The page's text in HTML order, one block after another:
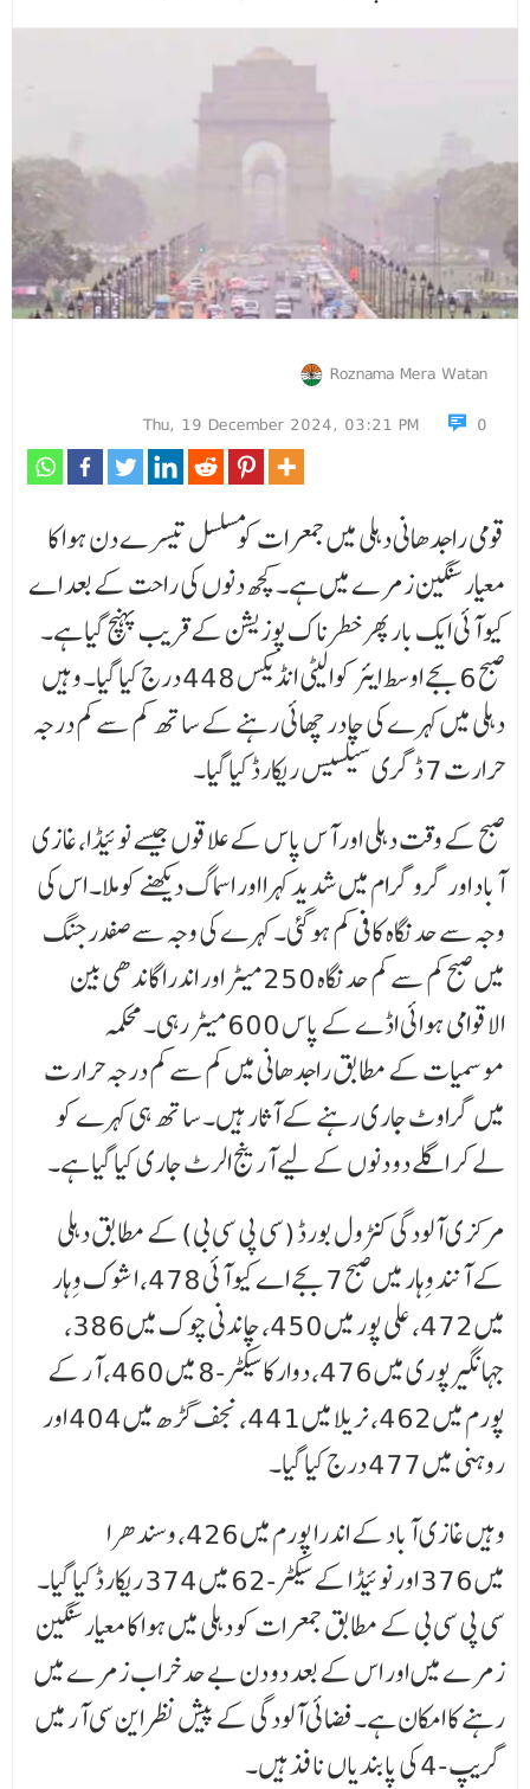
Roznama Mera Watan
Thu, 19 December 2024, 03:21 PM
0
قومی راجدھانی دہلی میں جمعرات کو مسلسل تیسرے دن ہوا کا
معیار سنگین زمرے میں ہے۔ کچھ دنوں کی راحت کے بعد اے
کیو آئی ایک بار پھر خطرناک پوزیشن کے قریب پہنچ گیا ہے۔
صبح 6 بجے اوسط ایئر کوالیٹی انڈیکس 448 درج کیا گیا۔ وہیں
دہلی میں کہرے کی چادر چھائی رہنے کے ساتھ کم سے کم درجہ
حرارت 7 ڈگری سیلسیس ریکارڈ کیا گیا۔
صبح کے وقت دہلی اور آس پاس کے علاقوں جیسے نوئیڈا، غازی
آباد اور گروگرام میں شدید کہرا اور اسماگ دیکھنے کو ملا۔ اس کی
وجہ سے حد نگاہ کافی کم ہوگئی۔ کہرے کی وجہ سے صفدر جنگ
میں صبح کم سے کم حد نگاہ 250 میٹر اور اندرا گاندھی بین
الاقوامی ہوائی اڈے کے پاس 600 میٹر رہی۔ محکمہ
موسمیات کے مطابق راجدھانی میں کم سے کم درجہ حرارت
میں گراوٹ جاری رہنے کے آثار ہیں۔ ساتھ ہی کہرے کو
لے کر اگلے دو دنوں کے لیے آرینج الرٹ جاری کیا گیا ہے۔
مرکزی آلودگی کنٹرول بورڈ (سی پی سی بی) کے مطابق دہلی
کے آنند وِہار میں صبح 7 بجے اے کیو آئی 478، اشوک وِہار
میں 472، علی پور میں 450، چاندنی چوک میں 386،
جہانگیرپوری میں 476، دوارکا سیکٹر-8 میں 460، آر کے
پورم میں 462، نریلا میں 441، نجف گڑھ میں 404 اور
روہنی میں 477 درج کیا گیا۔
وہیں غازی آباد کے اندرا پورم میں 426، وسندھرا
میں 376 اور نوئیڈا کے سیکٹر-62 میں 374 ریکارڈ کیا گیا۔
سی پی سی بی کے مطابق جمعرات کو دہلی میں ہوا کا معیار سنگین
زمرے میں اور اس کے بعد دو دن بے حد خراب زمرے میں
رہنے کا امکان ہے۔ فضائی آلودگی کے پیش نظر این سی آر میں
گریپ-4 کی پابندیاں نافذ ہیں۔